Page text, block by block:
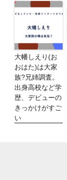
大幡しえり(お
おはた)は大家
族?兄姉調査。
出身高校など学
歴、デビューの
きっかけがすご
い